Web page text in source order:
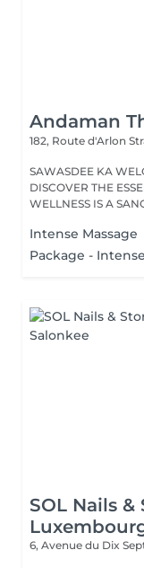
Andaman
182, Route d'Arlon
SAWASDEE KA
DISCOVER THE
WELLNESS IS A
Intense Massage
Package -
SOL Nails &
6, Avenue du Dix